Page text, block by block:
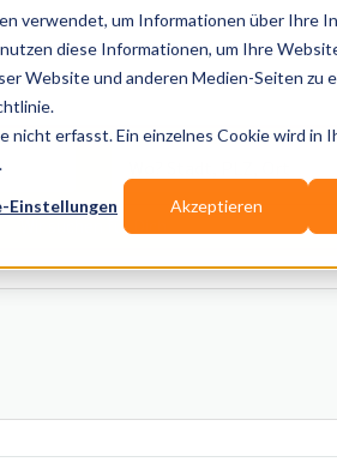
verwendet, um Informationen über Ihre
diese Informationen, um Ihre
Website und anderen Medien-Seiten zu
erfasst. Ein einzelnes Cookie wird in
Einstellungen Akzeptieren
Publikationen Branchen-Infos
Wir suchen für Dich